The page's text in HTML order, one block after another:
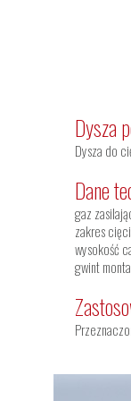
Dysza
Dysza do
Dane
gaz
zakres
wysokość
gwint